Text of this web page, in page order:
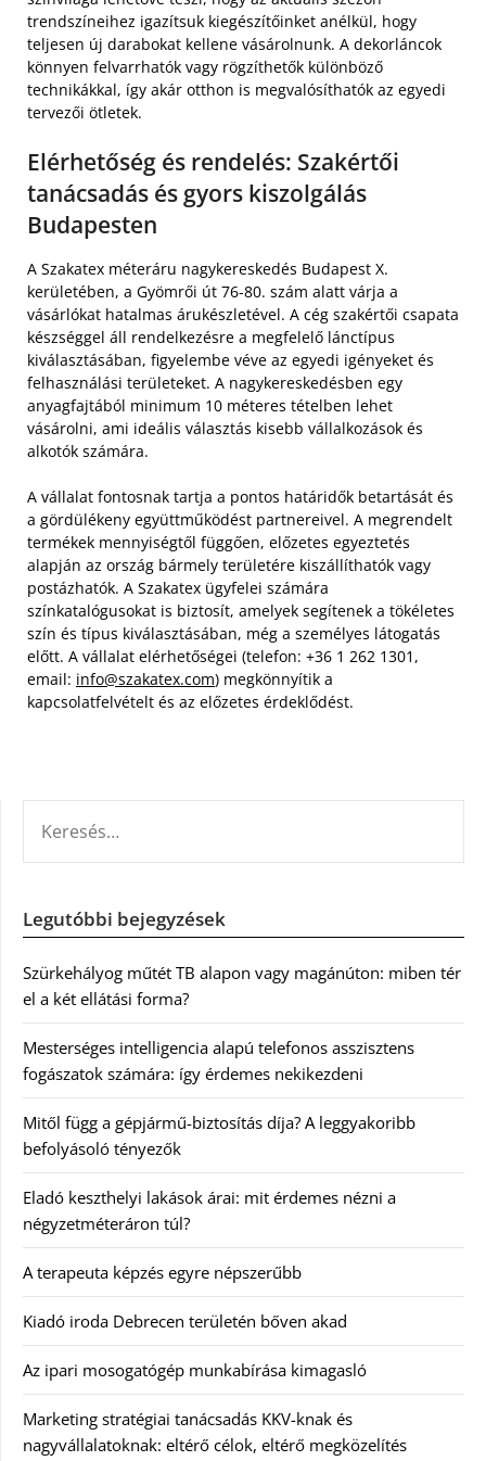
trendszíneihez igazítsuk kiegészítőinket anélkül, hogy
teljesen új darabokat kellene vásárolnunk. A dekorláncok
könnyen felvarrhatók vagy rögzíthetők különböző
technikákkal, így akár otthon is megvalósíthatók az egyedi
tervezői ötletek.
Elérhetőség és rendelés: Szakértői
tanácsadás és gyors kiszolgálás
Budapesten
A Szakatex méteráru nagykereskedés Budapest X.
kerületében, a Gyömrői út 76-80. szám alatt várja a
vásárlókat hatalmas árukészletével. A cég szakértői csapata
készséggel áll rendelkezésre a megfelelő lánctípus
kiválasztásában, figyelembe véve az egyedi igényeket és
felhasználási területeket. A nagykereskedésben egy
anyagfajtából minimum 10 méteres tételben lehet
vásárolni, ami ideális választás kisebb vállalkozások és
alkotók számára.
A vállalat fontosnak tartja a pontos határidők betartását és
a gördülékeny együttműködést partnereivel. A megrendelt
termékek mennyiségtől függően, előzetes egyeztetés
alapján az ország bármely területére kiszállíthatók vagy
postázhatók. A Szakatex ügyfelei számára
színkatalógusokat is biztosít, amelyek segítenek a tökéletes
szín és típus kiválasztásában, még a személyes látogatás
előtt. A vállalat elérhetőségei (telefon: +36 1 262 1301,
email: info@szakatex.com) megkönnyítik a
kapcsolatfelvételt és az előzetes érdeklődést.
Legutóbbi bejegyzések
Szürkehályog műtét TB alapon vagy magánúton: miben tér
el a két ellátási forma?
Mesterséges intelligencia alapú telefonos asszisztens
fogászatok számára: így érdemes nekikezdeni
Mitől függ a gépjármű-biztosítás díja? A leggyakoribb
befolyásoló tényezők
Eladó keszthelyi lakások árai: mit érdemes nézni a
négyzetméteráron túl?
A terapeuta képzés egyre népszerűbb
Kiadó iroda Debrecen területén bőven akad
Az ipari mosogatógép munkabírása kimagasló
Marketing stratégiai tanácsadás KKV-knak és
nagyvállalatoknak: eltérő célok, eltérő megközelítés